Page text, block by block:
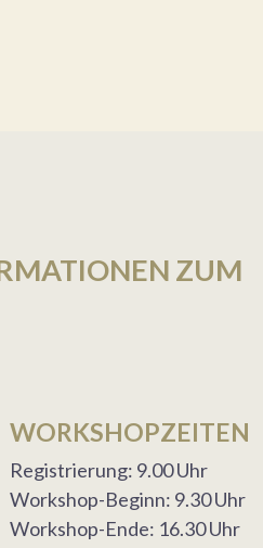
ZUM
WORKSHOPZEITEN
Registrierung: 9.00 Uhr
Workshop-Beginn: 9.30 Uhr
Workshop-Ende: 16.30 Uhr